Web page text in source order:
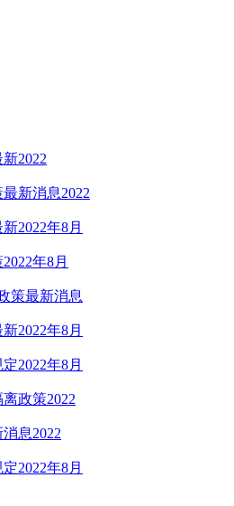
2022
新消息2022
2022年8月
年8月
策最新消息
2022年8月
2022年8月
政策2022
息2022
2022年8月